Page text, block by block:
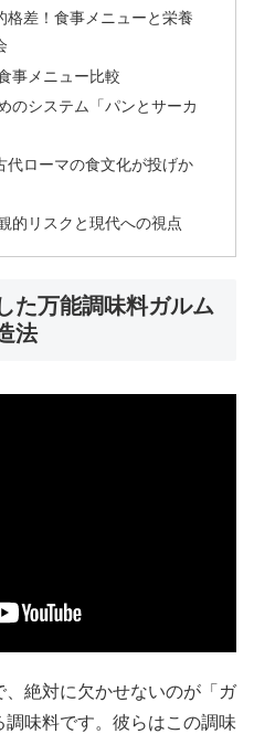
格差！食事メニューと栄養
事メニュー比較
のシステム「パンとサーカ
代ローマの食文化が投げか
的リスクと現代への視点
た万能調味料ガルム
法
絶対に欠かせないのが「ガ
味料です。彼らはこの調味